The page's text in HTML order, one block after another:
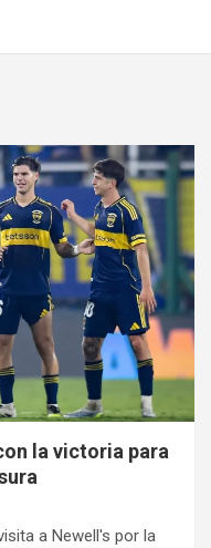
la victoria para
a Newell's por la